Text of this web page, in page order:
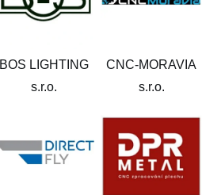
BOS LIGHTING
s.r.o.
CNC-MORAVIA
s.r.o.